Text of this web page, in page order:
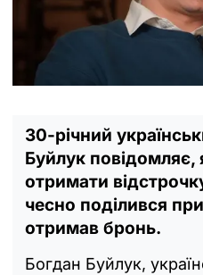
30-річний
Буйлук
отримати відстрочку
чесно поділився
отримав бронь.
Богдан Буйлук,